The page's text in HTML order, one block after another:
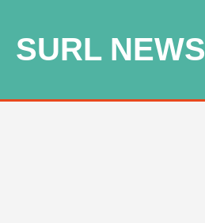
SURL NEWS